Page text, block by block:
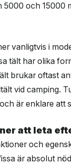
5000 och 15000
vanligtvis i
tält har olika
brukar oftast
vid camping.
är enklare att
att leta
och
är absolut